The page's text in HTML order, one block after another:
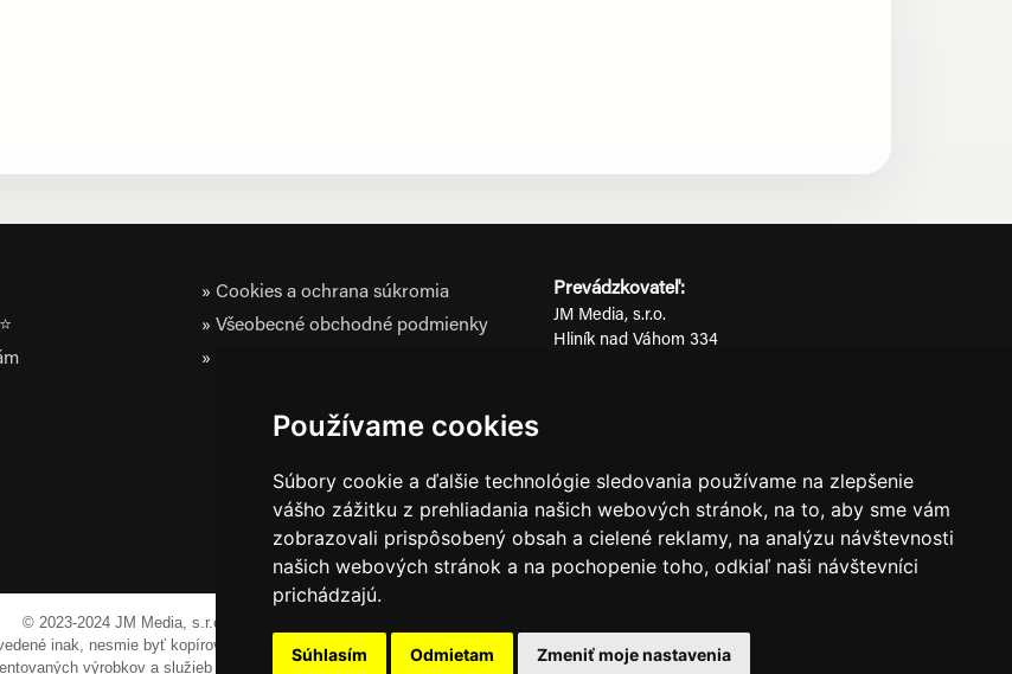
Používame cookies
Súbory cookie a ďalšie technológie sledovania používame na zlepšenie
vášho zážitku z prehliadania našich webových stránok, na to, aby sme vám
zobrazovali prispôsobený obsah a cielené reklamy, na analýzu návštevnosti
našich webových stránok a na pochopenie toho, odkiaľ naši návštevníci
prichádzajú.
Súhlasím Odmietam Zmeniť moje nastavenia
Cookies a ochrana súkromia
Všeobecné obchodné podmienky
Prevádzkovateľ:
JM Media, s.r.o.
Hliník nad Váhom 334
0911 955 646
© 2023-2024 JM Media, s.r.o.
inak, nesmie byť kopírovaná, alebo prezentovaná bez výslovného súhlasu prevádzkovateľa.
výrobkov a služieb môžu byť registrovanými obchodnými známkami ich vlastníkov.